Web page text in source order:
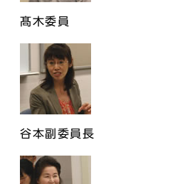
髙木委員
谷本副委員長